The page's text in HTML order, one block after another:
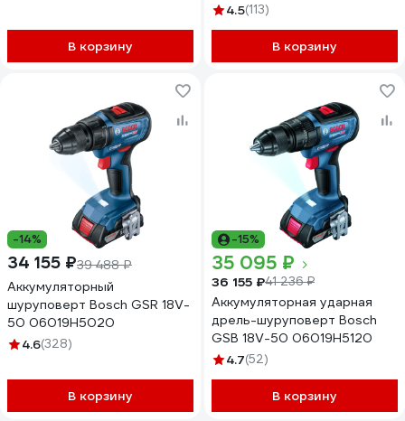
В корзину
4.5(113)
В корзину
-14%
34 155 ₽39 488 ₽
Аккумуляторный
шуруповерт Bosch GSR 18V-
50 06019H5020
4.6(328)
В корзину
-15%
35 095 ₽
36 155 ₽41 236 ₽
Аккумуляторная ударная
дрель-шуруповерт Bosch
GSB 18V-50 06019H5120
4.7(52)
В корзину